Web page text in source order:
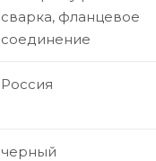
сварка, фланцевое
соединение
Россия
черный